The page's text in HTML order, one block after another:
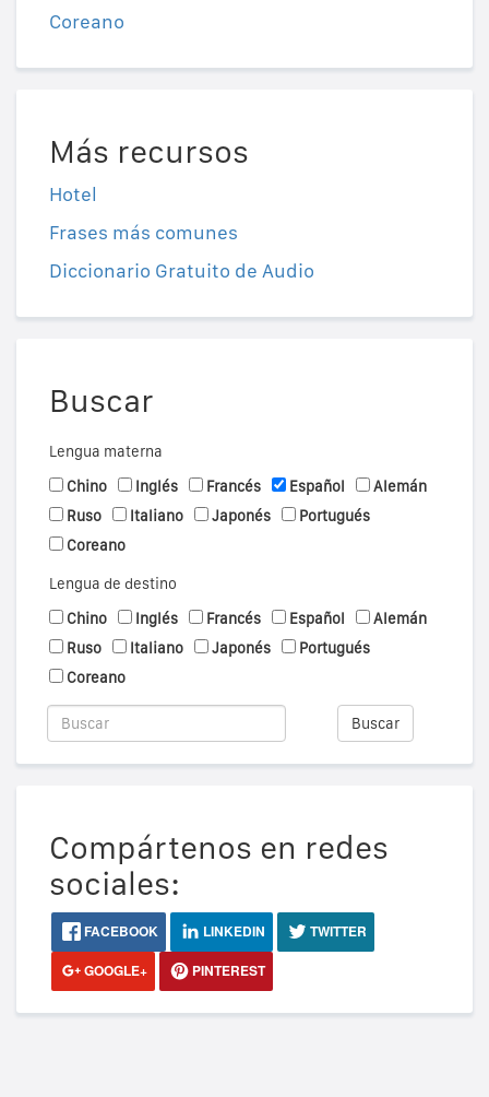
Coreano
Más recursos
Hotel
Frases más comunes
Diccionario Gratuito de Audio
Buscar
Lengua materna
Chino
Inglés Francés Español
Alemán
Ruso
Italiano Japonés
Portugués
Coreano
Lengua de destino
Chino
Inglés Francés Español
Alemán
Ruso
Italiano Japonés
Portugués
Coreano
Buscar
Compártenos en redes
sociales:
FACEBOOK LINKEDIN
TWITTER
GOOGLE+
PINTEREST